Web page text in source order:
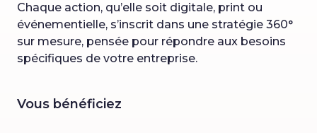
Chaque action, qu’elle soit digitale, print ou
événementielle, s’inscrit dans une stratégie 360°
sur mesure, pensée pour répondre aux besoins
spécifiques de votre entreprise.
Vous bénéficiez